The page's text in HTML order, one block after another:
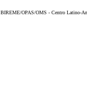
BIREME/OPAS/OMS - Centro Latino-